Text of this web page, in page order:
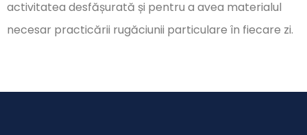
activitatea desfășurată și pentru a avea materialul
necesar practicării rugăciunii particulare în fiecare zi.